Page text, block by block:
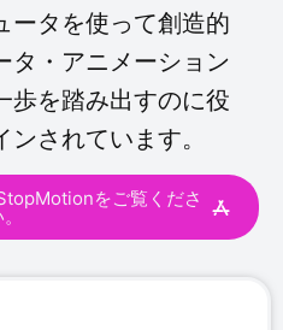
ータを使って創造的
タ・アニメーション
歩を踏み出すのに役
されています。
をご覧くださ